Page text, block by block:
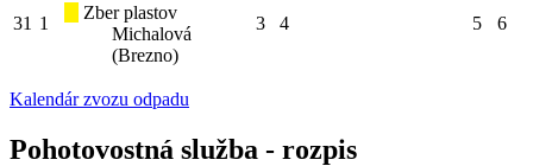
31 1
Zber plastov
Michalová
(Brezno)
3 4 5 6
Kalendár zvozu odpadu
Pohotovostná služba - rozpis